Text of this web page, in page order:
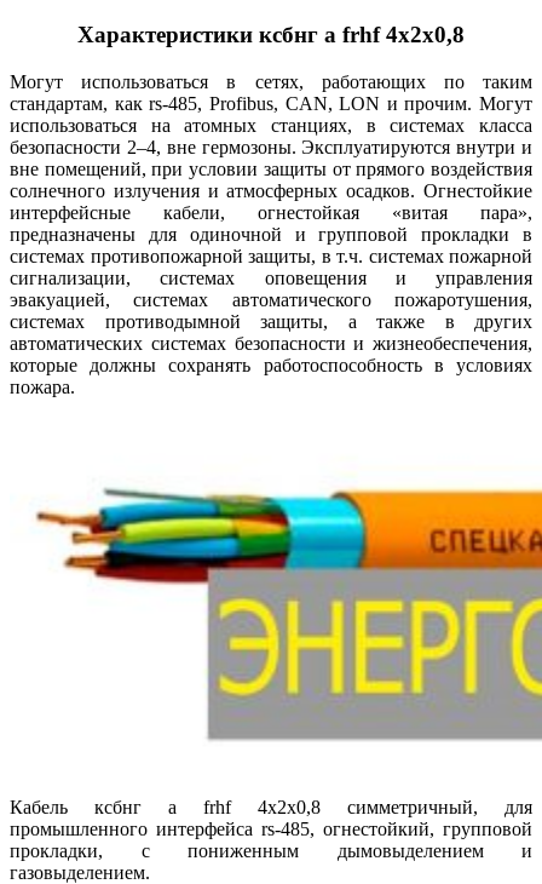
Характеристики ксбнг а frhf 4х2х0,8
Могут использоваться в сетях, работающих по таким
стандартам, как rs-485, Profibus, CAN, LON и прочим. Могут
использоваться на атомных станциях, в системах класса
безопасности 2–4, вне гермозоны. Эксплуатируются внутри и
вне помещений, при условии защиты от прямого воздействия
солнечного излучения и атмосферных осадков. Огнестойкие
интерфейсные кабели, огнестойкая «витая пара»,
предназначены для одиночной и групповой прокладки в
системах противопожарной защиты, в т.ч. системах пожарной
сигнализации, системах оповещения и управления
эвакуацией, системах автоматического пожаротушения,
системах противодымной защиты, а также в других
автоматических системах безопасности и жизнеобеспечения,
которые должны сохранять работоспособность в условиях
пожара.
Кабель ксбнг а frhf 4х2х0,8 симметричный, для
промышленного интерфейса rs-485, огнестойкий, групповой
прокладки, с пониженным дымовыделением и
газовыделением.